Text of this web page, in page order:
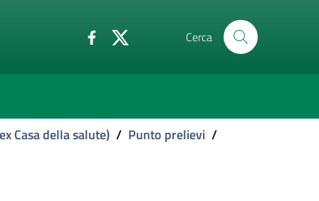
Cerca
Casa della salute) / Punto prelievi /